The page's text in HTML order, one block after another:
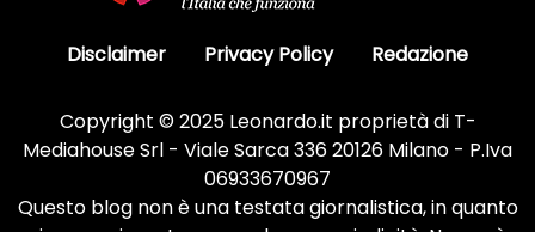
Disclaimer Privacy Policy Redazione
Copyright © 2025 Leonardo.it proprietà di T-
Mediahouse Srl - Viale Sarca 336 20126 Milano - P.Iva
06933670967
Questo blog non è una testata giornalistica, in quanto